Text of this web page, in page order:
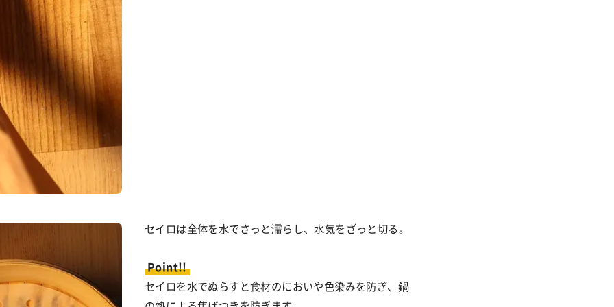
セイロは全体を水でさっと濡らし、水気をざっと切る。
Point!!
セイロを水でぬらすと食材のにおいや色染みを防ぎ、鍋